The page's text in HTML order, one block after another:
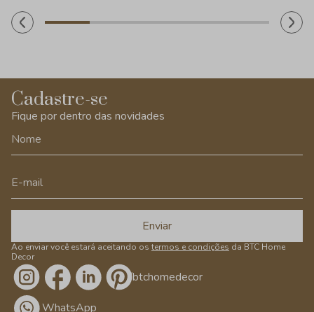
Cadastre-se
Fique por dentro das novidades
Enviar
Ao enviar você estará aceitando os termos e condições da BTC Home
Decor
/btchomedecor
WhatsApp